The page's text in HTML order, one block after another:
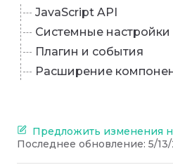
JavaScript API
Системные настройки
Плагин и события
Расширение
Предложить изменения
Последнее обновление: 5/13/